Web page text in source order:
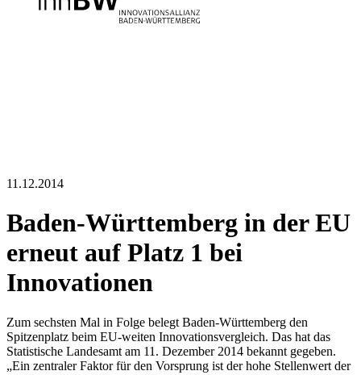
11.12.2014
Baden-Württemberg in der EU
erneut auf Platz 1 bei
Innovationen
Zum sechsten Mal in Folge belegt Baden-Württemberg den
Spitzenplatz beim EU-weiten Innovationsvergleich. Das hat das
Statistische Landesamt am 11. Dezember 2014 bekannt gegeben.
„Ein zentraler Faktor für den Vorsprung ist der hohe Stellenwert der